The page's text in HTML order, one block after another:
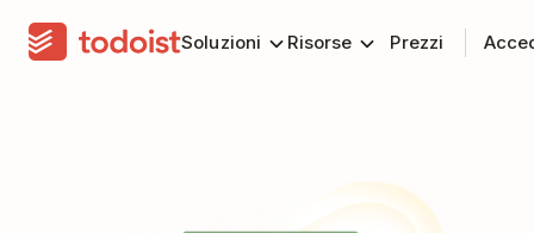
Soluzioni Risorse Prezzi